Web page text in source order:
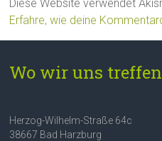
Diese Website verwendet
Erfahre, wie deine
Wo wir uns
Herzog-Wilhelm-Straße 64c
38667 Bad Harzburg